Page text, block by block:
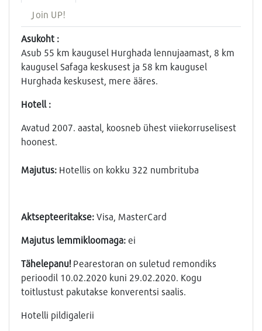
Join UP!
Asukoht :
Asub 55 km kaugusel Hurghada lennujaamast, 8 km
kaugusel Safaga keskusest ja 58 km kaugusel
Hurghada keskusest, mere ääres.
Hotell :
Avatud 2007. aastal, koosneb ühest viiekorruselisest
hoonest.
Majutus: Hotellis on kokku 322 numbrituba
Aktsepteeritakse: Visa, MasterCard
Majutus lemmikloomaga: ei
Tähelepanu!Pearestoran on suletud remondiks
perioodil 10.02.2020 kuni 29.02.2020. Kogu
toitlustust pakutakse konverentsi saalis.
Hotelli pildigalerii